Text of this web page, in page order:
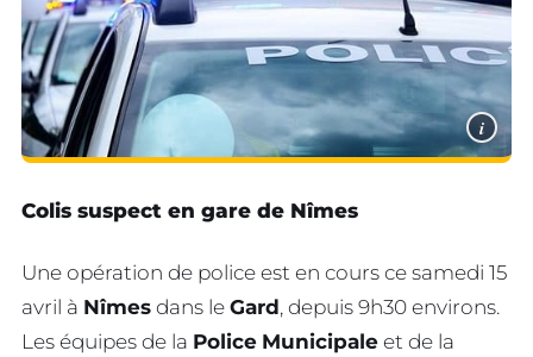
i
Colis suspect en gare de Nîmes
Une opération de police est en cours ce samedi 15
avril à Nîmes dans le Gard, depuis 9h30 environs.
Les équipes de la Police Municipale et de la